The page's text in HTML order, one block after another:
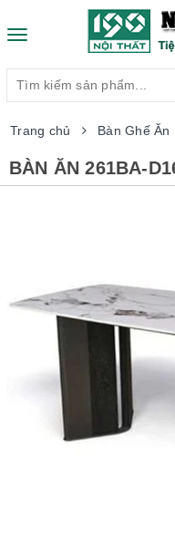
Toggle
Trang chủ Bàn Ghế Ăn
BÀN ĂN 261BA-